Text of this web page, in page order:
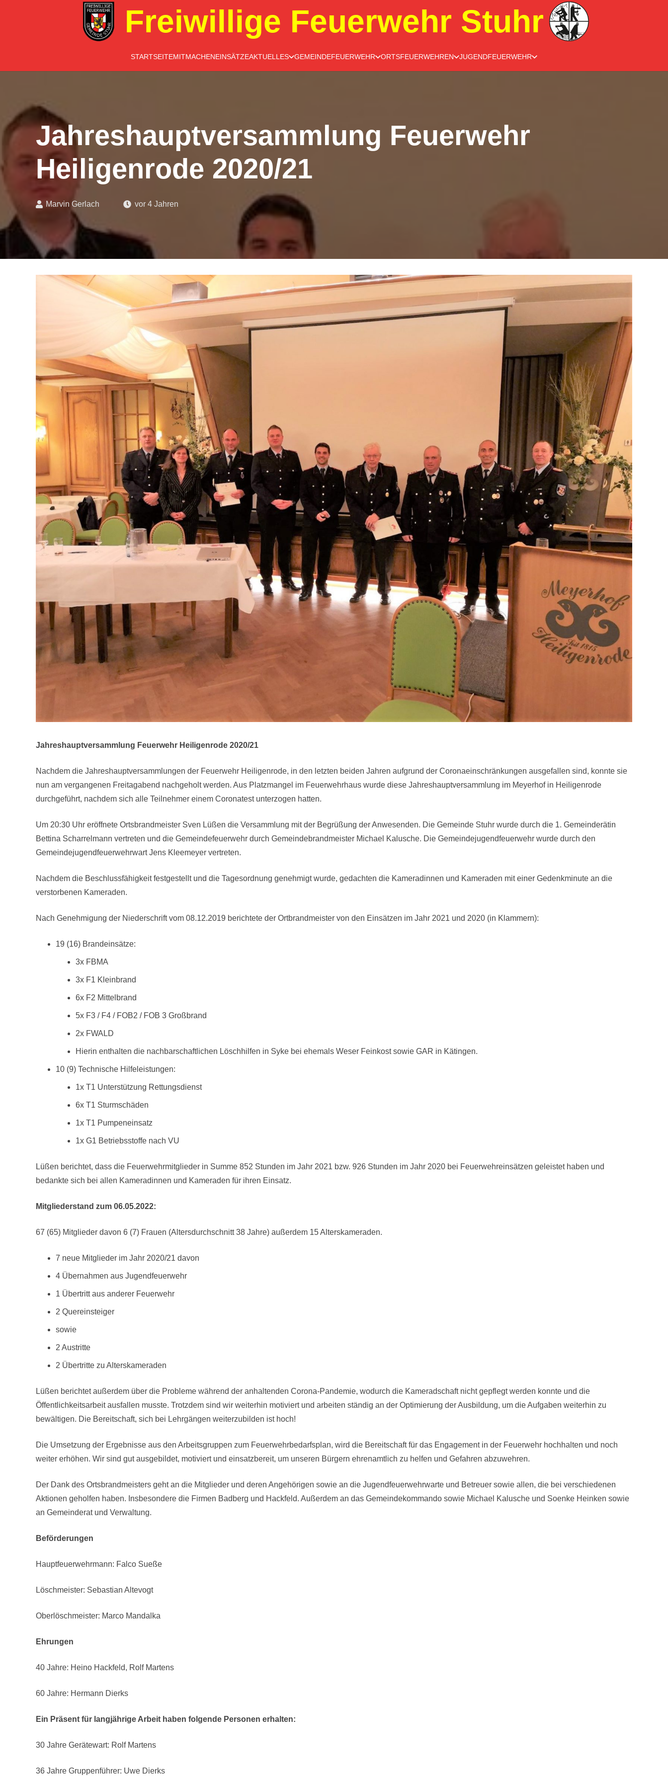
Freiwillige Feuerwehr Stuhr
STARTSEITEMITMACHENEINSÄTZEAKTUELLES GEMEINDEFEUERWEHR ORTSFEUERWEHREN JUGENDFEUERWEHR
Jahreshauptversammlung Feuerwehr
Heiligenrode 2020/21
Marvin Gerlach vor 4 Jahren
Jahreshauptversammlung Feuerwehr Heiligenrode 2020/21
Nachdem die Jahreshauptversammlungen der Feuerwehr Heiligenrode, in den letzten beiden Jahren aufgrund der Coronaeinschränkungen ausgefallen sind, konnte sie
nun am vergangenen Freitagabend nachgeholt werden. Aus Platzmangel im Feuerwehrhaus wurde diese Jahreshauptversammlung im Meyerhof in Heiligenrode
durchgeführt, nachdem sich alle Teilnehmer einem Coronatest unterzogen hatten.
Um 20:30 Uhr eröffnete Ortsbrandmeister Sven Lüßen die Versammlung mit der Begrüßung der Anwesenden. Die Gemeinde Stuhr wurde durch die 1. Gemeinderätin
Bettina Scharrelmann vertreten und die Gemeindefeuerwehr durch Gemeindebrandmeister Michael Kalusche. Die Gemeindejugendfeuerwehr wurde durch den
Gemeindejugendfeuerwehrwart Jens Kleemeyer vertreten.
Nachdem die Beschlussfähigkeit festgestellt und die Tagesordnung genehmigt wurde, gedachten die Kameradinnen und Kameraden mit einer Gedenkminute an die
verstorbenen Kameraden.
Nach Genehmigung der Niederschrift vom 08.12.2019 berichtete der Ortbrandmeister von den Einsätzen im Jahr 2021 und 2020 (in Klammern):
19 (16) Brandeinsätze:
3x FBMA
3x F1 Kleinbrand
6x F2 Mittelbrand
5x F3 / F4 / FOB2 / FOB 3 Großbrand
2x FWALD
Hierin enthalten die nachbarschaftlichen Löschhilfen in Syke bei ehemals Weser Feinkost sowie GAR in Kätingen.
10 (9) Technische Hilfeleistungen:
1x T1 Unterstützung Rettungsdienst
6x T1 Sturmschäden
1x T1 Pumpeneinsatz
1x G1 Betriebsstoffe nach VU
Lüßen berichtet, dass die Feuerwehrmitglieder in Summe 852 Stunden im Jahr 2021 bzw. 926 Stunden im Jahr 2020 bei Feuerwehreinsätzen geleistet haben und
bedankte sich bei allen Kameradinnen und Kameraden für ihren Einsatz.
Mitgliederstand zum 06.05.2022:
67 (65) Mitglieder davon 6 (7) Frauen (Altersdurchschnitt 38 Jahre) außerdem 15 Alterskameraden.
7 neue Mitglieder im Jahr 2020/21 davon
4 Übernahmen aus Jugendfeuerwehr
1 Übertritt aus anderer Feuerwehr
2 Quereinsteiger
sowie
2 Austritte
2 Übertritte zu Alterskameraden
Lüßen berichtet außerdem über die Probleme während der anhaltenden Corona-Pandemie, wodurch die Kameradschaft nicht gepflegt werden konnte und die
Öffentlichkeitsarbeit ausfallen musste. Trotzdem sind wir weiterhin motiviert und arbeiten ständig an der Optimierung der Ausbildung, um die Aufgaben weiterhin zu
bewältigen. Die Bereitschaft, sich bei Lehrgängen weiterzubilden ist hoch!
Die Umsetzung der Ergebnisse aus den Arbeitsgruppen zum Feuerwehrbedarfsplan, wird die Bereitschaft für das Engagement in der Feuerwehr hochhalten und noch
weiter erhöhen. Wir sind gut ausgebildet, motiviert und einsatzbereit, um unseren Bürgern ehrenamtlich zu helfen und Gefahren abzuwehren.
Der Dank des Ortsbrandmeisters geht an die Mitglieder und deren Angehörigen sowie an die Jugendfeuerwehrwarte und Betreuer sowie allen, die bei verschiedenen
Aktionen geholfen haben. Insbesondere die Firmen Badberg und Hackfeld. Außerdem an das Gemeindekommando sowie Michael Kalusche und Soenke Heinken sowie
an Gemeinderat und Verwaltung.
Beförderungen
Hauptfeuerwehrmann: Falco Sueße
Löschmeister: Sebastian Altevogt
Oberlöschmeister: Marco Mandalka
Ehrungen
40 Jahre: Heino Hackfeld, Rolf Martens
60 Jahre: Hermann Dierks
Ein Präsent für langjährige Arbeit haben folgende Personen erhalten:
30 Jahre Gerätewart: Rolf Martens
36 Jahre Gruppenführer: Uwe Dierks